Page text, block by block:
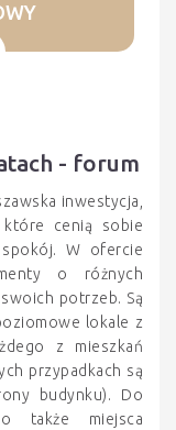
- forum
inwestycja,
cenią sobie
W ofercie
o różnych
potrzeb. Są
lokale z
z mieszkań
przypadkach są
budynku). Do
także miejsca